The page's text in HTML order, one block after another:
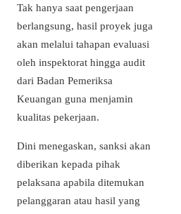
Tak hanya saat pengerjaan
berlangsung, hasil proyek juga
akan melalui tahapan evaluasi
oleh inspektorat hingga audit
dari Badan Pemeriksa
Keuangan guna menjamin
kualitas pekerjaan.
Dini menegaskan, sanksi akan
diberikan kepada pihak
pelaksana apabila ditemukan
pelanggaran atau hasil yang